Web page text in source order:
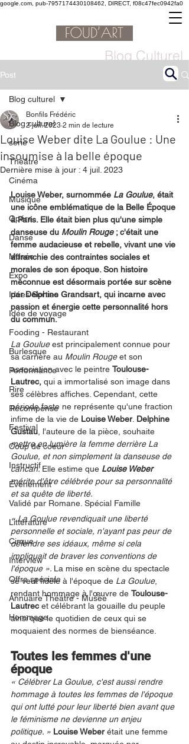
google.com, pub-7957174430108462, DIRECT, f08c47fec0942fa0
Blog Culturel
Post
Blog culturel
serie
Théâtre
Cinéma
Musique
Opéra
Danse
Musée
Expo
Idées Sorties
Idée de voyage
Fooding - Restaurant
Burlesque
Performance
Rire
Récompense
Festival
Coup de coeur
Instructif
Événement
Validé par Romane. Spécial Famille
Littérature
Cirque
Interview
Offre spéciale
Annuaire Théâtre - Musée
Hommage
Blog culturel
Louise Weber dite La Goulue : Une
insoumise à la belle époque
Bonfils Frédéric
2 juil. 2023 2 min de lecture
Dernière mise à jour : 4 juil. 2023
Louise Weber, surnommée La Goulue, était
une icône emblématique de la Belle Époque
à Paris. Elle était bien plus qu'une simple
danseuse du Moulin Rouge ; c'était une
femme audacieuse et rebelle, vivant une vie
affranchie des contraintes sociales et
morales de son époque. Son histoire
méconnue est désormais portée sur scène
par Delphine Grandsart, qui incarne avec
passion et énergie cette personnalité hors
du commun.
La Goulue est principalement connue pour
sa carrière au Moulin Rouge et son
association avec le peintre Toulouse-
Lautrec, qui a immortalisé son image dans
ses célèbres affiches. Cependant, cette
période faste ne représente qu'une fraction
infime de la vie de Louise Weber. Delphine
Gustau , l'auteure de la pièce, souhaite
mettre en lumière la femme derrière La
Goulue, et non simplement la danseuse de
cancan. Elle estime que Louise Weber
mérite d'être célébrée pour sa personnalité
et sa quête de liberté.
« La Goulue revendiquait une liberté
personnelle et sociale, n'ayant pas peur de
défendre ses idéaux, même si cela
impliquait de braver les conventions de
l'époque ». La mise en scène du spectacle
se veut fidèle à l'époque de La Goulue,
rendant hommage à l'œuvre de Toulouse-
Lautrec et célébrant la gouaille du peuple
ainsi que le quotidien de ceux qui se
moquaient des normes de bienséance.
Toutes les femmes d'une
époque
« Célébrer La Goulue, c'est aussi rendre
hommage à toutes les femmes de l'époque
qui ont lutté pour leur liberté bien avant que
le féminisme ne devienne un enjeu
politique. » Louise Weber était une femme